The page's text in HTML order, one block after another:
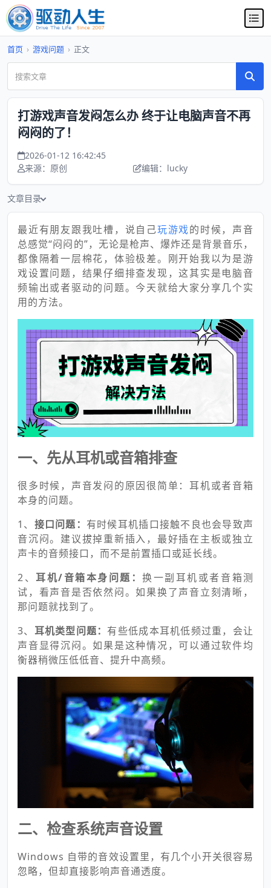
首页 › 游戏问题 › 正文
打游戏声音发闷怎么办 终于让电脑声音不再
闷闷的了！
2026-01-12 16:42:45
来源：原创
编辑：lucky
文章目录
最近有朋友跟我吐槽，说自己玩游戏的时候，声音
总感觉“闷闷的”，无论是枪声、爆炸还是背景音乐，
都像隔着一层棉花，体验极差。刚开始我以为是游
戏设置问题，结果仔细排查发现，这其实是电脑音
频输出或者驱动的问题。今天就给大家分享几个实
用的方法。
一、先从耳机或音箱排查
很多时候，声音发闷的原因很简单：耳机或者音箱
本身的问题。
1、 接口问题： 有时候耳机插口接触不良也会导致声
音沉闷。建议拔掉重新插入，最好插在主板或独立
声卡的音频接口，而不是前置插口或延长线。
2、耳机/音箱本身问题：换一副耳机或者音箱测
试，看声音是否依然闷。如果换了声音立刻清晰，
那问题就找到了。
3、 耳机类型问题： 有些低成本耳机低频过重，会让
声音显得沉闷。如果是这种情况，可以通过软件均
衡器稍微压低低音、提升中高频。
二、检查系统声音设置
Windows 自带的音效设置里，有几个小开关很容易
忽略，但却直接影响声音通透度。